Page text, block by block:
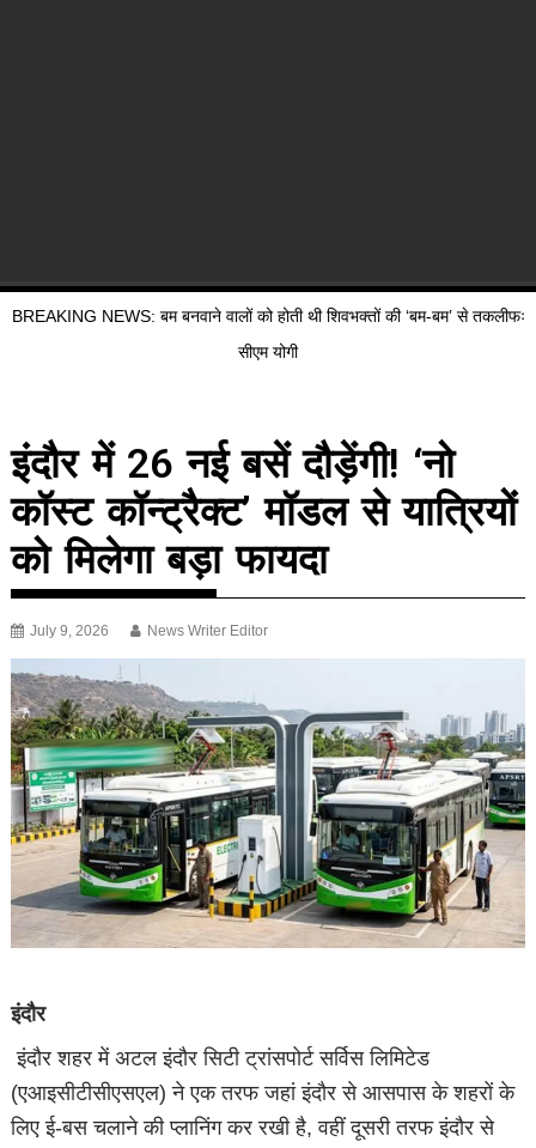
BREAKING NEWS: बम बनवाने वालों को होती थी शिवभक्तों की ‘बम-बम’ से तकलीफः
सीएम योगी
इंदौर में 26 नई बसें दौड़ेंगी! ‘नो
कॉस्ट कॉन्ट्रैक्ट’ मॉडल से यात्रियों
को मिलेगा बड़ा फायदा
July 9, 2026 News Writer Editor
इंदौर
इंदौर शहर में अटल इंदौर सिटी ट्रांसपोर्ट सर्विस लिमिटेड
(एआइसीटीसीएसएल) ने एक तरफ जहां इंदौर से आसपास के शहरों के
लिए ई-बस चलाने की प्लानिंग कर रखी है, वहीं दूसरी तरफ इंदौर से